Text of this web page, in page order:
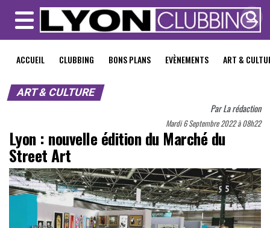
MENU
ACCUEIL CLUBBING BONS PLANS EVÈNEMENTS ART &
ART & CULTURE
ParLa rédaction
Mardi 6 Septembre 2022 à 08h22
Lyon : nouvelle édition du Marché du
Street Art